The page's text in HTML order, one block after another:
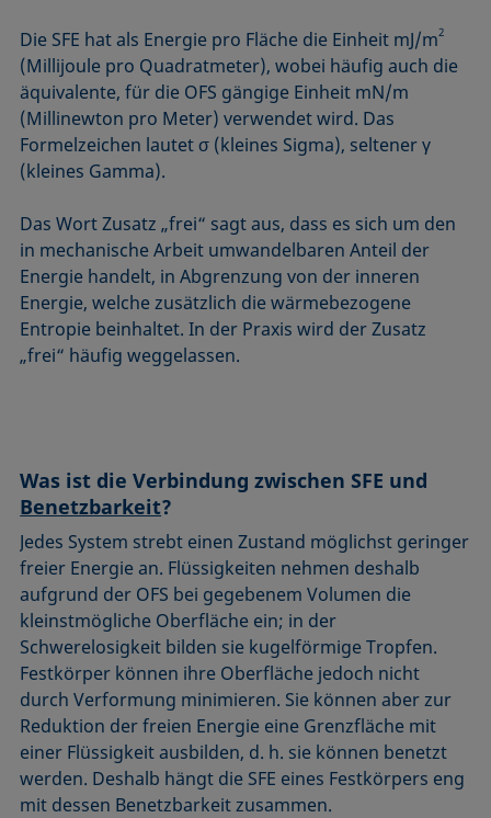
Die SFE hat als Energie pro Fläche die Einheit mJ/m2
(Millijoule pro Quadratmeter), wobei häufig auch die
äquivalente, für die OFS gängige Einheit mN/m
(Millinewton pro Meter) verwendet wird. Das
Formelzeichen lautet σ (kleines Sigma), seltener γ
(kleines Gamma).
Das Wort Zusatz „frei“ sagt aus, dass es sich um den
in mechanische Arbeit umwandelbaren Anteil der
Energie handelt, in Abgrenzung von der inneren
Energie, welche zusätzlich die wärmebezogene
Entropie beinhaltet. In der Praxis wird der Zusatz
„frei“ häufig weggelassen.
Was ist die Verbindung zwischen SFE und
Benetzbarkeit?
Jedes System strebt einen Zustand möglichst geringer
freier Energie an. Flüssigkeiten nehmen deshalb
aufgrund der OFS bei gegebenem Volumen die
kleinstmögliche Oberfläche ein; in der
Schwerelosigkeit bilden sie kugelförmige Tropfen.
Festkörper können ihre Oberfläche jedoch nicht
durch Verformung minimieren. Sie können aber zur
Reduktion der freien Energie eine Grenzfläche mit
einer Flüssigkeit ausbilden, d. h. sie können benetzt
werden. Deshalb hängt die SFE eines Festkörpers eng
mit dessen Benetzbarkeit zusammen.